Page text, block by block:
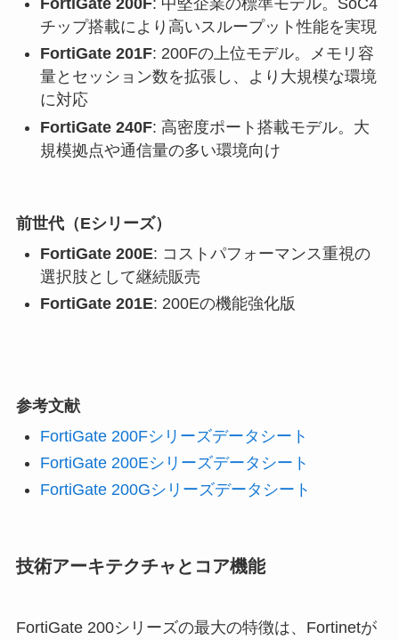
チップ搭載により高いスループット性能を実現
FortiGate 201F: 200Fの上位モデル。メモリ容
量とセッション数を拡張し、より大規模な環境
に対応
FortiGate 240F: 高密度ポート搭載モデル。大
規模拠点や通信量の多い環境向け
前世代（Eシリーズ）
FortiGate 200E: コストパフォーマンス重視の
選択肢として継続販売
FortiGate 201E: 200Eの機能強化版
参考文献
FortiGate 200Fシリーズデータシート
FortiGate 200Eシリーズデータシート
FortiGate 200Gシリーズデータシート
技術アーキテクチャとコア機能
FortiGate 200シリーズの最大の特徴は、Fortinetが